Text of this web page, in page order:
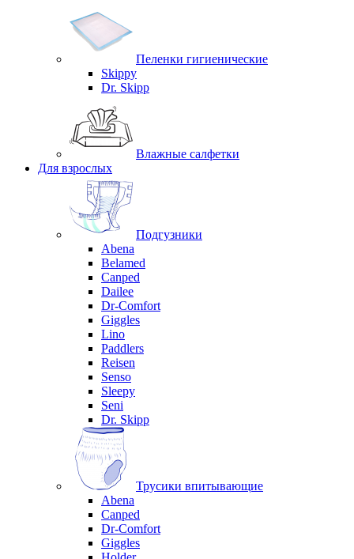
Пеленки гигиенические
Skippy
Dr. Skipp
Влажные салфетки
Для взрослых
Подгузники
Abena
Belamed
Canped
Dailee
Dr-Comfort
Giggles
Lino
Paddlers
Reisen
Senso
Sleepy
Seni
Dr. Skipp
Трусики впитывающие
Abena
Canped
Dr-Comfort
Giggles